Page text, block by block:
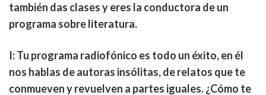
también das clases y eres la conductora de un
programa sobre literatura.
I: Tu programa radiofónico es todo un éxito, en él
nos hablas de autoras insólitas, de relatos que te
conmueven y revuelven a partes iguales. ¿Cómo te